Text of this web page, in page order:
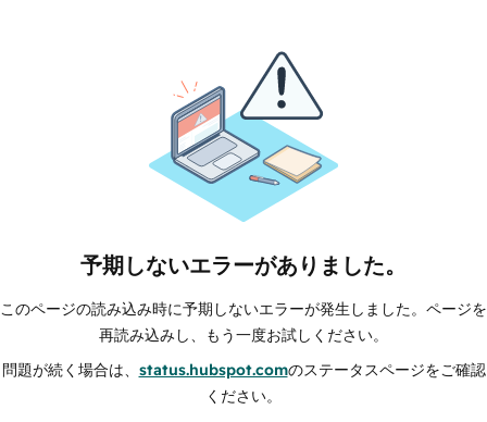
予期しないエラーがありました。
このページの読み込み時に予期しないエラーが発生しました。ページを
再読み込みし、もう一度お試しください。
問題が続く場合は、 status.hubspot.comのステータスページをご確認
ください。